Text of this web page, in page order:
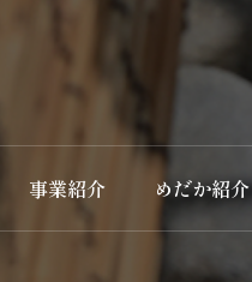
事業紹介 めだか紹